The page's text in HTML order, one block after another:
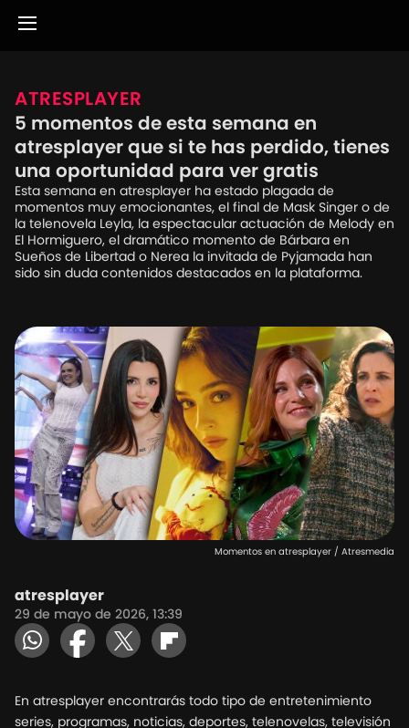
ATRESPLAYER
5 momentos de esta semana en
atresplayer que si te has perdido, tienes
una oportunidad para ver gratis
Esta semana en atresplayer ha estado plagada de
momentos muy emocionantes, el final de Mask Singer o de
la telenovela Leyla, la espectacular actuación de Melody en
El Hormiguero, el dramático momento de Bárbara en
Sueños de Libertad o Nerea la invitada de Pyjamada han
sido sin duda contenidos destacados en la plataforma.
Momentos en atresplayer / Atresmedia
atresplayer
29 de mayo de 2026, 13:39
En atresplayer encontrarás todo tipo de entretenimiento
series, programas, noticias, deportes, telenovelas, televisión